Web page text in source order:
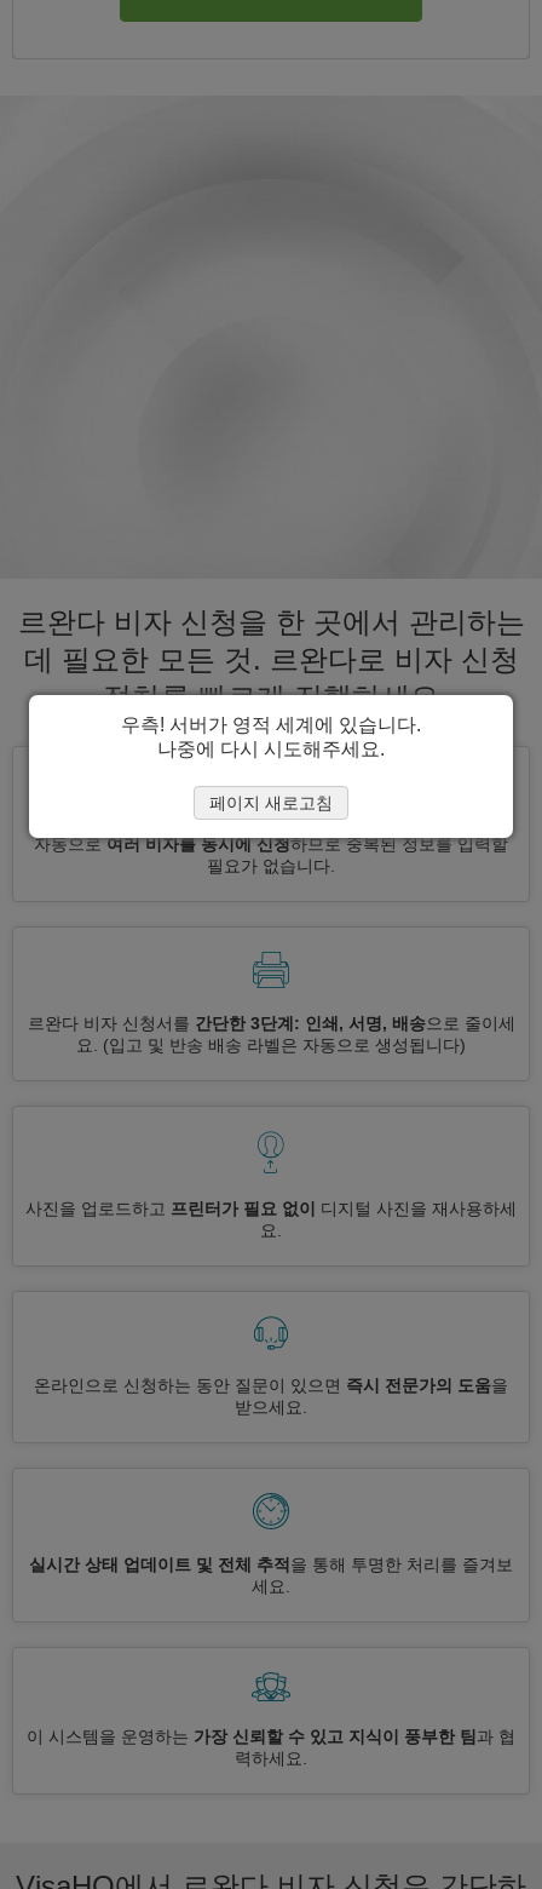
르완다 비자 신청을 한 곳에서 관리하는
데 필요한 모든 것. 르완다로 비자 신청
절차를 빠르게 진행하세요
자동으로여러 비자를 동시에 신청하므로 중복된 정보를 입력할
필요가 없습니다.
르완다 비자 신청서를 간단한 3단계: 인쇄, 서명, 배송으로 줄이세
요.
(입고 및 반송 배송 라벨은 자동으로 생성됩니다)
사진을 업로드하고 프린터가 필요 없이
디지털 사진을 재사용하세
요.
온라인으로 신청하는 동안 질문이 있으면 즉시 전문가의 도움을
받으세요.
실시간 상태 업데이트 및 전체 추적 을 통해 투명한 처리를 즐겨보
세요.
이 시스템을 운영하는 가장 신뢰할 수 있고 지식이 풍부한 팀 과 협
력하세요.
우측! 서버가 영적 세계에 있습니다.
나중에 다시 시도해주세요.
페이지 새로고침